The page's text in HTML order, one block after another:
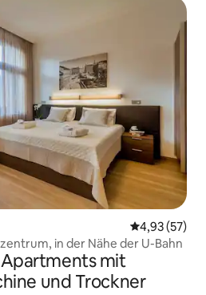
4,93 (57)
in der Nähe der U-Bahn
mit
und Trockner